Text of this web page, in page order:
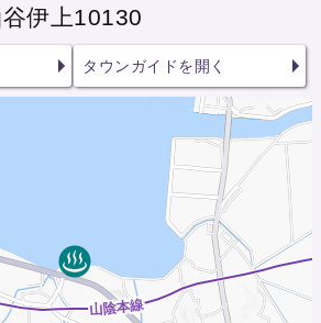
伊上10130
タウンガイドを開く